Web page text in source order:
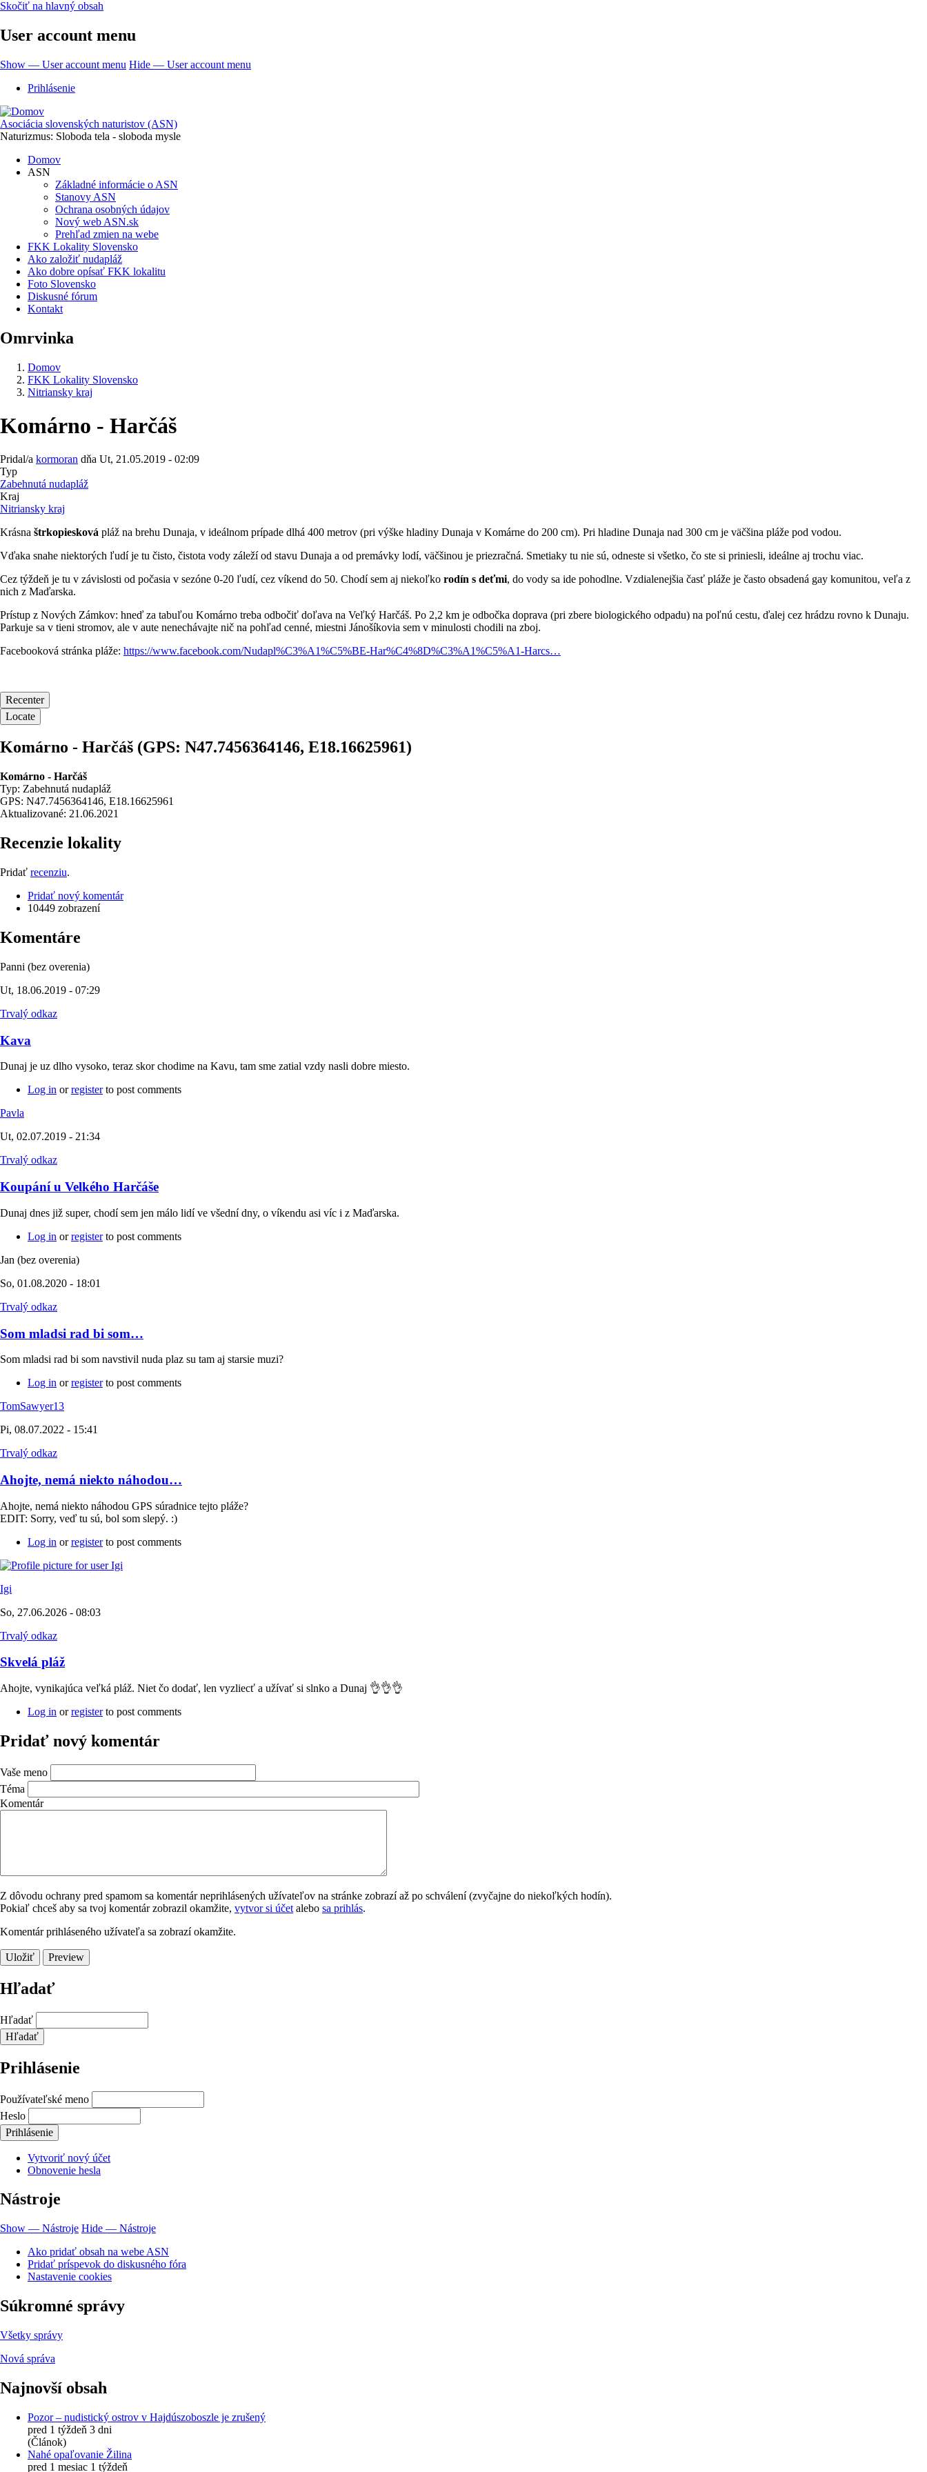
Skočiť na hlavný obsah
User account menu
Show — User account menu Hide — User account menu
Prihlásenie
Asociácia slovenských naturistov (ASN)
Naturizmus: Sloboda tela - sloboda mysle
Domov
ASN
Základné informácie o ASN
Stanovy ASN
Ochrana osobných údajov
Nový web ASN.sk
Prehľad zmien na webe
FKK Lokality Slovensko
Ako založiť nudapláž
Ako dobre opísať FKK lokalitu
Foto Slovensko
Diskusné fórum
Kontakt
Omrvinka
Domov
FKK Lokality Slovensko
Nitriansky kraj
Komárno - Harčáš
Pridal/a kormoran dňa Ut, 21.05.2019 - 02:09
Typ
Zabehnutá nudapláž
Kraj
Nitriansky kraj
Krásna štrkopiesková pláž na brehu Dunaja, v ideálnom prípade dlhá 400 metrov (pri výške hladiny Dunaja v Komárne do 200 cm). Pri hladine Dunaja nad 300 cm je väčšina pláže pod vodou.
Vďaka snahe niektorých ľudí je tu čisto, čistota vody záleží od stavu Dunaja a od premávky lodí, väčšinou je priezračná. Smetiaky tu nie sú, odneste si všetko, čo ste si priniesli, ideálne aj trochu viac.
Cez týždeň je tu v závislosti od počasia v sezóne 0-20 ľudí, cez víkend do 50. Chodí sem aj niekoľko rodín s deťmi, do vody sa ide pohodlne. Vzdialenejšia časť pláže je často obsadená gay komunitou, veľa z
nich z Maďarska.
Prístup z Nových Zámkov: hneď za tabuľou Komárno treba odbočiť doľava na Veľký Harčáš. Po 2,2 km je odbočka doprava (pri zbere biologického odpadu) na poľnú cestu, ďalej cez hrádzu rovno k Dunaju.
Parkuje sa v tieni stromov, ale v aute nenechávajte nič na pohľad cenné, miestni Jánošíkovia sem v minulosti chodili na zboj.
Facebooková stránka pláže: https://www.facebook.com/Nudapl%C3%A1%C5%BE-Har%C4%8D%C3%A1%C5%A1-Harcs…
Recenter
Locate
Komárno - Harčáš (GPS: N47.7456364146, E18.16625961)
Komárno - Harčáš
Typ: Zabehnutá nudapláž
GPS: N47.7456364146, E18.16625961
Aktualizované: 21.06.2021
Recenzie lokality
Pridať recenziu.
Pridať nový komentár
10449 zobrazení
Komentáre
Panni (bez overenia)
Ut, 18.06.2019 - 07:29
Trvalý odkaz
Kava
Dunaj je uz dlho vysoko, teraz skor chodime na Kavu, tam sme zatial vzdy nasli dobre miesto.
Log in orregisterto post comments
Pavla
Ut, 02.07.2019 - 21:34
Trvalý odkaz
Koupání u Velkého Harčáše
Dunaj dnes již super, chodí sem jen málo lidí ve všední dny, o víkendu asi víc i z Maďarska.
Log in orregisterto post comments
Jan (bez overenia)
So, 01.08.2020 - 18:01
Trvalý odkaz
Som mladsi rad bi som…
Som mladsi rad bi som navstivil nuda plaz su tam aj starsie muzi?
Log in orregisterto post comments
TomSawyer13
Pi, 08.07.2022 - 15:41
Trvalý odkaz
Ahojte, nemá niekto náhodou…
Ahojte, nemá niekto náhodou GPS súradnice tejto pláže?
EDIT: Sorry, veď tu sú, bol som slepý. :)
Log in orregisterto post comments
Igi
So, 27.06.2026 - 08:03
Trvalý odkaz
Skvelá pláž
Ahojte, vynikajúca veľká pláž. Niet čo dodať, len vyzliecť a užívať si slnko a Dunaj 👌👌👌
Log in orregisterto post comments
Pridať nový komentár
Vaše meno
Téma
Komentár
Z dôvodu ochrany pred spamom sa komentár neprihlásených užívateľov na stránke zobrazí až po schválení (zvyčajne do niekoľkých hodín).
Pokiaľ chceš aby sa tvoj komentár zobrazil okamžite, vytvor si účet alebo sa prihlás.
Komentár prihláseného užívateľa sa zobrazí okamžite.
Hľadať
Hľadať
Prihlásenie
Používateľské meno
Heslo
Vytvoriť nový účet
Obnovenie hesla
Nástroje
Show — Nástroje Hide — Nástroje
Ako pridať obsah na webe ASN
Pridať príspevok do diskusného fóra
Nastavenie cookies
Súkromné správy
Všetky správy
Nová správa
Najnovší obsah
Pozor – nudistický ostrov v Hajdúszoboszle je zrušený
pred 1 týždeň 3 dni
(Článok)
Nahé opaľovanie Žilina
pred 1 mesiac 1 týždeň